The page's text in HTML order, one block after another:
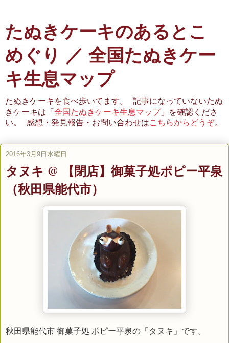
たぬきケーキのあるとこ
めぐり ／ 全国たぬきケー
キ生息マップ
たぬきケーキを食べ歩いてます。 記事になっていないたぬ
きケーキは「 全国たぬきケーキ生息マップ」を確認くださ
い。 感想・発見報告・お問い合わせはこちらからどうぞ。
2016年3月9日水曜日
タヌキ @ 【閉店】御菓子処ポピー平泉
（秋田県能代市）
秋田県能代市 御菓子処 ポピー平泉の「タヌキ」です。